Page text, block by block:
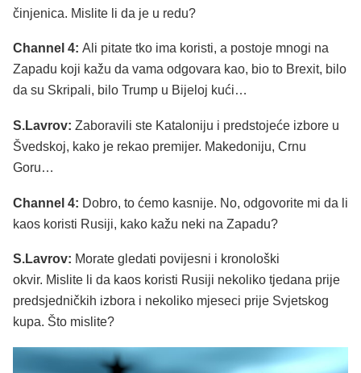
činjenica. Mislite li da je u redu?
Channel 4: Ali pitate tko ima koristi, a postoje mnogi na
Zapadu koji kažu da vama odgovara kao, bio to Brexit, bilo
da su Skripali, bilo Trump u Bijeloj kući…
S.Lavrov: Zaboravili ste Kataloniju i predstojeće izbore u
Švedskoj, kako je rekao premijer. Makedoniju, Crnu
Goru…
Channel 4: Dobro, to ćemo kasnije. No, odgovorite mi da li
kaos koristi Rusiji, kako kažu neki na Zapadu?
S.Lavrov: Morate gledati povijesni i kronološki
okvir. Mislite li da kaos koristi Rusiji nekoliko tjedana prije
predsjedničkih izbora i nekoliko mjeseci prije Svjetskog
kupa. Što mislite?